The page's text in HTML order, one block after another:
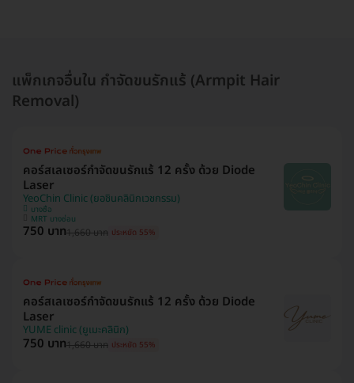
แพ็กเกจอื่นใน กำจัดขนรักแร้ (Armpit Hair
Removal)
คอร์สเลเซอร์กำจัดขนรักแร้ 12 ครั้ง ด้วย Diode
Laser
YeoChin Clinic (ยอชินคลินิกเวชกรรม)
บางซื่อ
MRT บางซ่อน
750 บาท1,660 บาท ประหยัด 55%
คอร์สเลเซอร์กำจัดขนรักแร้ 12 ครั้ง ด้วย Diode
Laser
YUME clinic (ยูเมะคลินิก)
750 บาท1,660 บาท ประหยัด 55%